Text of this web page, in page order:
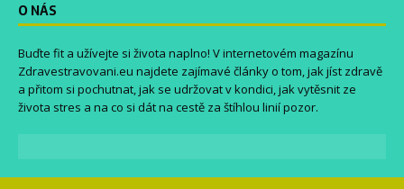
O NÁS
Buďte fit a užívejte si života naplno! V internetovém magazínu
Zdravestravovani.eu najdete zajímavé články o tom, jak jíst zdravě
a přitom si pochutnat, jak se udržovat v kondici, jak vytěsnit ze
života stres a na co si dát na cestě za štíhlou linií pozor.